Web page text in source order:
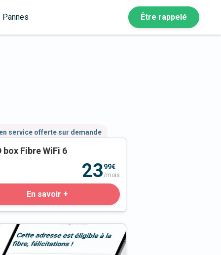
Pannes Être rappelé
service offerte sur demande
box Fibre WiFi 6
2399€
/mois
En savoir +